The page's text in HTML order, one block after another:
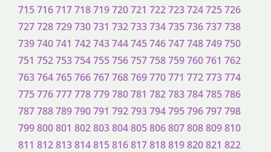
715716717718719720721 722723724725726
727728729730731 732733734735736737738
739740741 742743744745746747748749750
751 752753754755756757758759760761 762
763764765766767768769770771 772773774
775776777778779780781 782783784785786
787788789790791 792793794795796797798
799800801 802803804805806807808809810
811 812813814815816817818819820821 822